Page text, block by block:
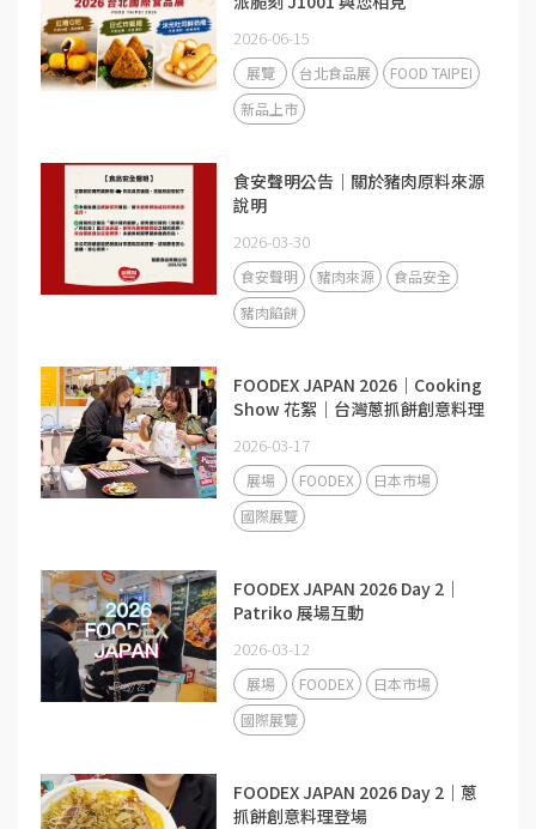
2026-06-15
展覽 台北食品展
FOOD TAIPEI
新品上市
食安聲明公告｜關於豬肉原料來源
說明
2026-03-30
食安聲明 豬肉來源
食品安全
豬肉餡餅
FOODEX JAPAN 2026｜Cooking
Show 花絮｜台灣蔥抓餅創意料理
2026-03-17
展場 FOODEX
日本市場
國際展覽
FOODEX JAPAN 2026 Day 2｜
Patriko 展場互動
2026-03-12
展場 FOODEX
日本市場
國際展覽
FOODEX JAPAN 2026 Day 2｜蔥
抓餅創意料理登場